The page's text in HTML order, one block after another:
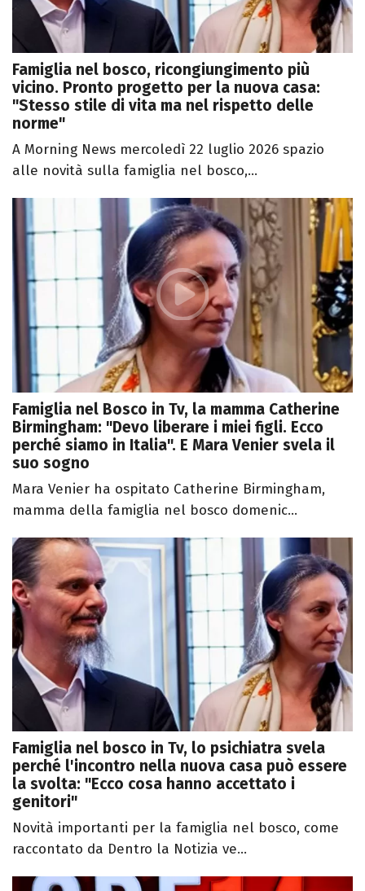
Famiglia nel bosco, ricongiungimento più
vicino. Pronto progetto per la nuova casa:
"Stesso stile di vita ma nel rispetto delle
norme"
A Morning News mercoledì 22 luglio 2026 spazio
alle novità sulla famiglia nel bosco,...
Famiglia nel Bosco in Tv, la mamma Catherine
Birmingham: "Devo liberare i miei figli. Ecco
perché siamo in Italia". E Mara Venier svela il
suo sogno
Mara Venier ha ospitato Catherine Birmingham,
mamma della famiglia nel bosco domenic...
Famiglia nel bosco in Tv, lo psichiatra svela
perché l'incontro nella nuova casa può essere
la svolta: "Ecco cosa hanno accettato i
genitori"
Novità importanti per la famiglia nel bosco, come
raccontato da Dentro la Notizia ve...